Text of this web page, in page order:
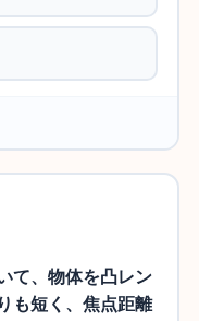
て、物体を凸レン
も短く、焦点距離